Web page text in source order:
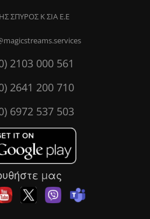
ΣΠΥΡΟΣ Κ ΣΙΑ Ε.Ε
2103 000 561
2641 200 710
6972 537 503
μας